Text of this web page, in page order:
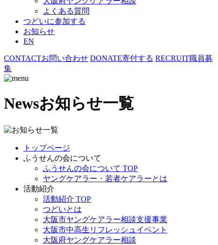
よくある質問
つどいに参加する
お知らせ
EN
CONTACTお問い合わせ DONATE寄付する RECRUIT職員募
集
Newsお知らせ一覧
トップページ
ふうせんの会について
ふうせんの会について TOP
ヤングケアラー・若者ケアラーとは
活動紹介
活動紹介 TOP
つどいとは
大阪市ヤングケアラー相談支援事業
大阪市中高生リフレッシュイベント
大阪府ヤングケアラー相談